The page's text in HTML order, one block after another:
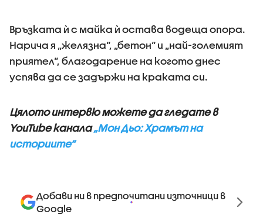
Връзката ѝ с майка ѝ остава водеща опора.
Нарича я „желязна“, „бетон“ и „най-големият
приятел“, благодарение на когото днес
успява да се задържи на краката си.
Цялото интервю можете да гледате в
YouTube канала„Мон Дьо: Храмът на
историите“
Добави ни в предпочитани източници в
Google